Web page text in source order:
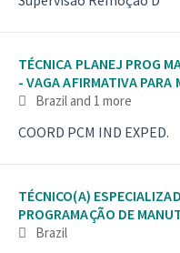
TÉCNICA PLANEJ PROG
- VAGA AFIRMATIVA PARA
Braziland 1 more
COORD PCM IND EXPED.
TÉCNICO(A)
PROGRAMAÇÃO DE
VAGA PREFERE
Brazil